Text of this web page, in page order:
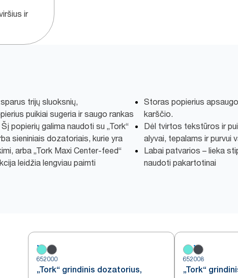
ir
trijų sluoksnių,
puikiai sugeria ir saugo rankas
popierių galima naudoti su „Tork“
sieniniais dozatoriais, kurie yra
arba „Tork Maxi Center-feed“
leidžia lengviau paimti
Storas popierius
karščio.
Dėl tvirtos tekstūros ir
alyvai, tepalams ir purvui
Labai patvarios – lieka
naudoti pakartotinai
652000
„Tork“ grindinis dozatorius,
652008
„Tork“